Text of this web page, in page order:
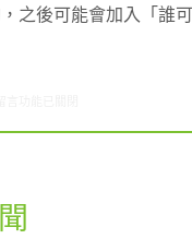
之後可能會加入「誰